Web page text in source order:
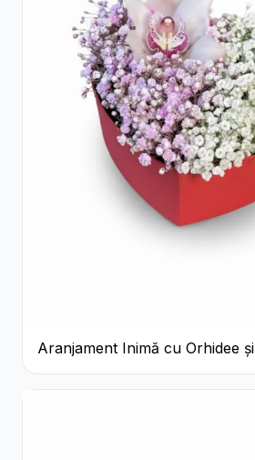
Aranjament Inimă cu Orhidee și
Floarea Miresei